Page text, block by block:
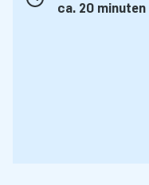
ca. 20 minuten